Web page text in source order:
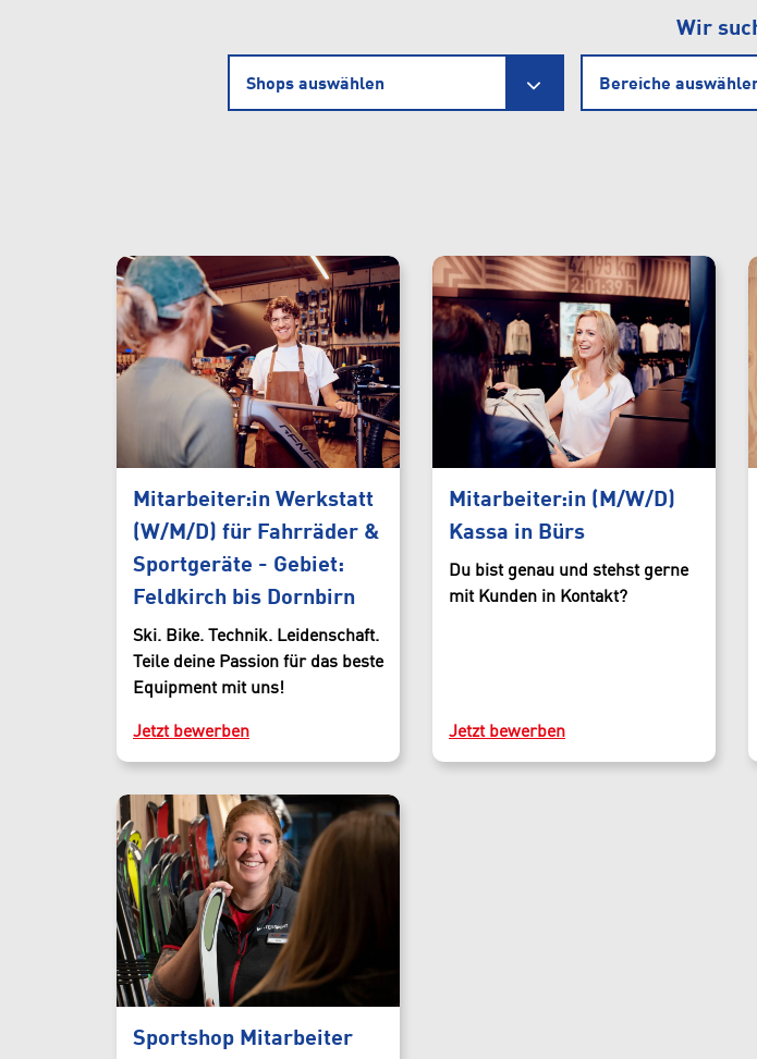
Wir
Shops auswählen
INTERSPORT Rankweil
INTERSPORT Hohenems
INTERSPORT Dornbirn
Verleih
Bereiche
Running &
Bergsport/
Skiverleih
Mitarbeiter:in Werkstatt
(W/M/D) für Fahrräder &
Sportgeräte - Gebiet:
Feldkirch bis Dornbirn
Ski. Bike. Technik. Leidenschaft.
Teile deine Passion für das beste
Equipment mit uns!
Jetzt bewerben
Mitarbeiter:in (M/W/D)
Kassa in Bürs
Du bist genau und stehst gerne
mit Kunden in Kontakt?
Jetzt bewerben
Sportshop Mitarbeiter